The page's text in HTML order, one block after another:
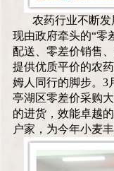
农药行业不断
现由政府牵头的“零
配送、零差价销售
提供优质平价的农
姆人同行的脚步。 3
亭湖区零差价采购
的进货，效能卓越
户家，为今年小麦